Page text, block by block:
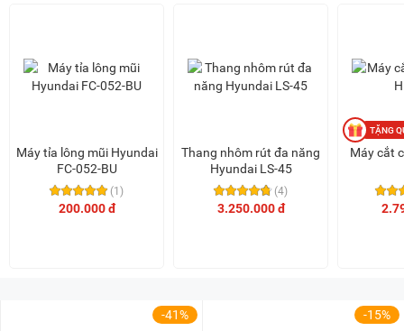
Máy tỉa lông mũi Hyundai
FC-052-BU
(1)
200.000 đ
Thang nhôm rút đa năng
Hyundai LS-45
(4)
3.250.000 đ
Máy cắt
-41% -15%